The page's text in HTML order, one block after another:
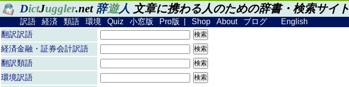
DictJuggler.net 辞遊人 文章に携わる人のための辞書・検索サイト
訳語 経済 類語 環境 Quiz 小窓版 Pro版 Shop About ブログ
English
翻訳訳語
経済金融・証券会計訳語
翻訳類語
環境訳語